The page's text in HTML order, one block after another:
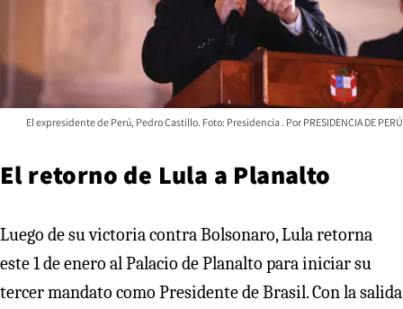
El expresidente de Perú, Pedro Castillo. Foto: Presidencia PRESIDENCIA DE PERÚ
El retorno de Lula a Planalto
Luego de su victoria contra Bolsonaro, Lula retorna
este 1 de enero al Palacio de Planalto para iniciar su
tercer mandato como Presidente de Brasil. Con la salida